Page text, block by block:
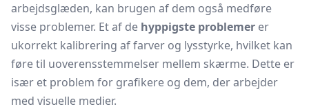
arbejdsglæden, kan brugen af dem også medføre
visse problemer. Et af de hyppigste problemer er
ukorrekt kalibrering af farver og lysstyrke, hvilket kan
føre til uoverensstemmelser mellem skærme. Dette er
især et problem for grafikere og dem, der arbejder
med visuelle medier.